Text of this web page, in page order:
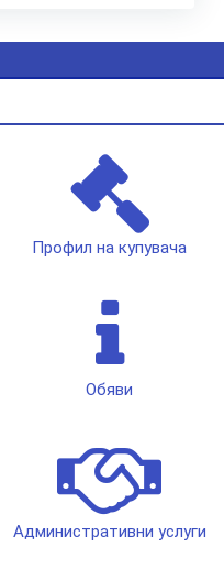
Профил на купувача
Обяви
Административни услуги